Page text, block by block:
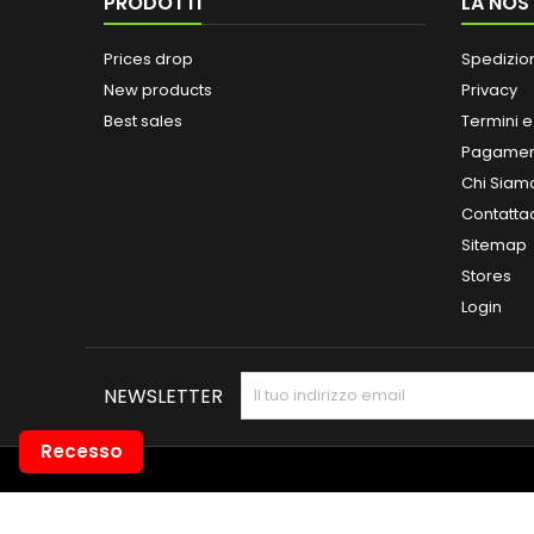
Prices drop
New products
Best sales
Privacy
Termini
Chi
Sitemap
Stores
Login
NEWSLETTER
Recesso